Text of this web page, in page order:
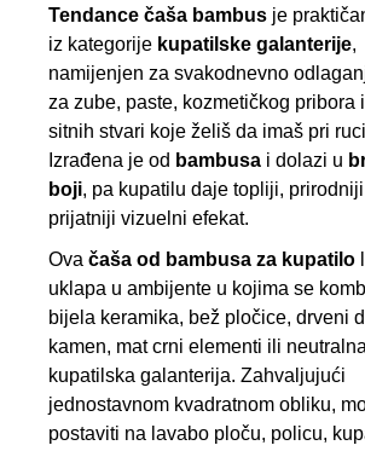
Tendance čaša bambus je
iz kategorije kupatilske galanterije,
namijenjen za svakodnevno
za zube, paste, kozmetičkog pribora
sitnih stvari koje želiš da imaš pri
Izrađena je od bambusa i dolazi u
boji, pa kupatilu daje topliji,
prijatniji vizuelni efekat.
Ova čaša od bambusa za kupatilo
uklapa u ambijente u kojima se
bijela keramika, bež pločice, drveni
kamen, mat crni elementi ili neutralna
kupatilska galanterija. Zahvaljujući
jednostavnom kvadratnom obliku,
postaviti na lavabo ploču, policu,